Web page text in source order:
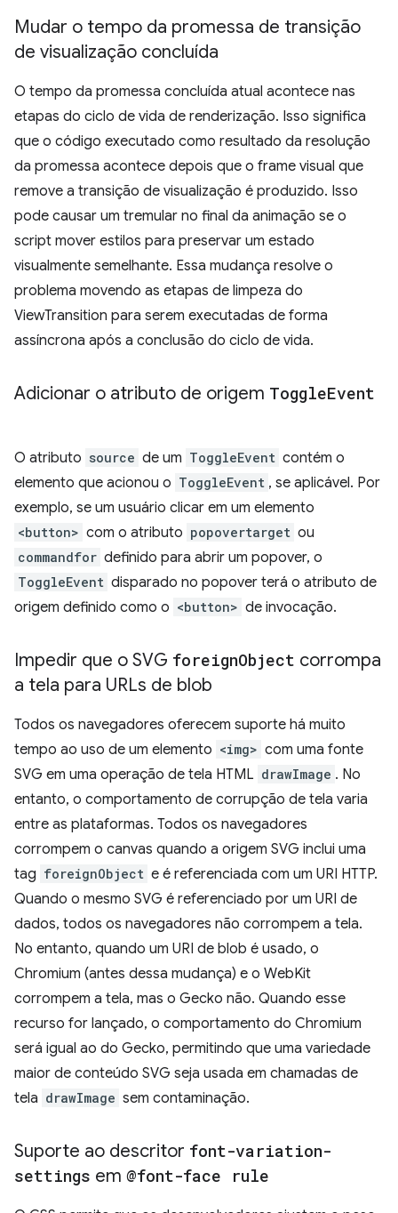
Mudar o tempo da promessa de transição
de visualização concluída
O tempo da promessa concluída atual acontece nas
etapas do ciclo de vida de renderização. Isso significa
que o código executado como resultado da resolução
da promessa acontece depois que o frame visual que
remove a transição de visualização é produzido. Isso
pode causar um tremular no final da animação se o
script mover estilos para preservar um estado
visualmente semelhante. Essa mudança resolve o
problema movendo as etapas de limpeza do
ViewTransition para serem executadas de forma
assíncrona após a conclusão do ciclo de vida.
Adicionar o atributo de origem ToggleEvent
O atributo source de um ToggleEvent contém o
elemento que acionou o ToggleEvent , se aplicável. Por
exemplo, se um usuário clicar em um elemento
<button> com o atributo popovertarget ou
commandfor definido para abrir um popover, o
ToggleEvent disparado no popover terá o atributo de
origem definido como o <button> de invocação.
Impedir que o SVG foreignObject corrompa
a tela para URLs de blob
Todos os navegadores oferecem suporte há muito
tempo ao uso de um elemento <img> com uma fonte
SVG em uma operação de tela HTML drawImage . No
entanto, o comportamento de corrupção de tela varia
entre as plataformas. Todos os navegadores
corrompem o canvas quando a origem SVG inclui uma
tag foreignObject e é referenciada com um URI HTTP.
Quando o mesmo SVG é referenciado por um URI de
dados, todos os navegadores não corrompem a tela.
No entanto, quando um URI de blob é usado, o
Chromium (antes dessa mudança) e o WebKit
corrompem a tela, mas o Gecko não. Quando esse
recurso for lançado, o comportamento do Chromium
será igual ao do Gecko, permitindo que uma variedade
maior de conteúdo SVG seja usada em chamadas de
tela drawImage sem contaminação.
Suporte ao descritor font-variation-
settings em @font-face rule